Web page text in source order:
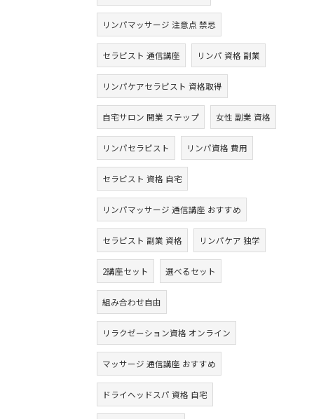
リンパマッサージ 注意点 禁忌
セラピスト 通信講座 リンパ 資格 副業
リンパケアセラピスト 資格取得
自宅サロン 開業 ステップ 女性 副業 資格
リンパセラピスト リンパ資格 費用
セラピスト 資格 自宅
リンパマッサージ 通信講座 おすすめ
セラピスト 副業 資格 リンパケア 独学
2講座セット 選べるセット
組み合わせ自由
リラクゼーション資格 オンライン
マッサージ 通信講座 おすすめ
ドライヘッドスパ 資格 自宅